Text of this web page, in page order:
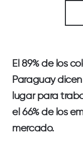
El 89%de los
Paraguaydicen
lugar para
el 66%de los
mercado.